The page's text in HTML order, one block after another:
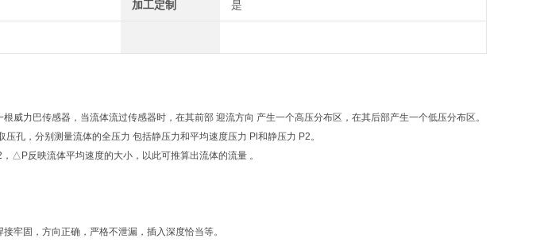
加工定制 是
威力巴传感器，当流体流过传感器时，在其前部 迎流方向 产生一个高压分布区，在其后部产生一个低压分布区。
孔，分别测量流体的全压力 包括静压力和平均速度压力 Pl和静压力 P2。
△P反映流体平均速度的大小，以此可推算出流体的流量 。
牢固，方向正确，严格不泄漏，插入深度恰当等。